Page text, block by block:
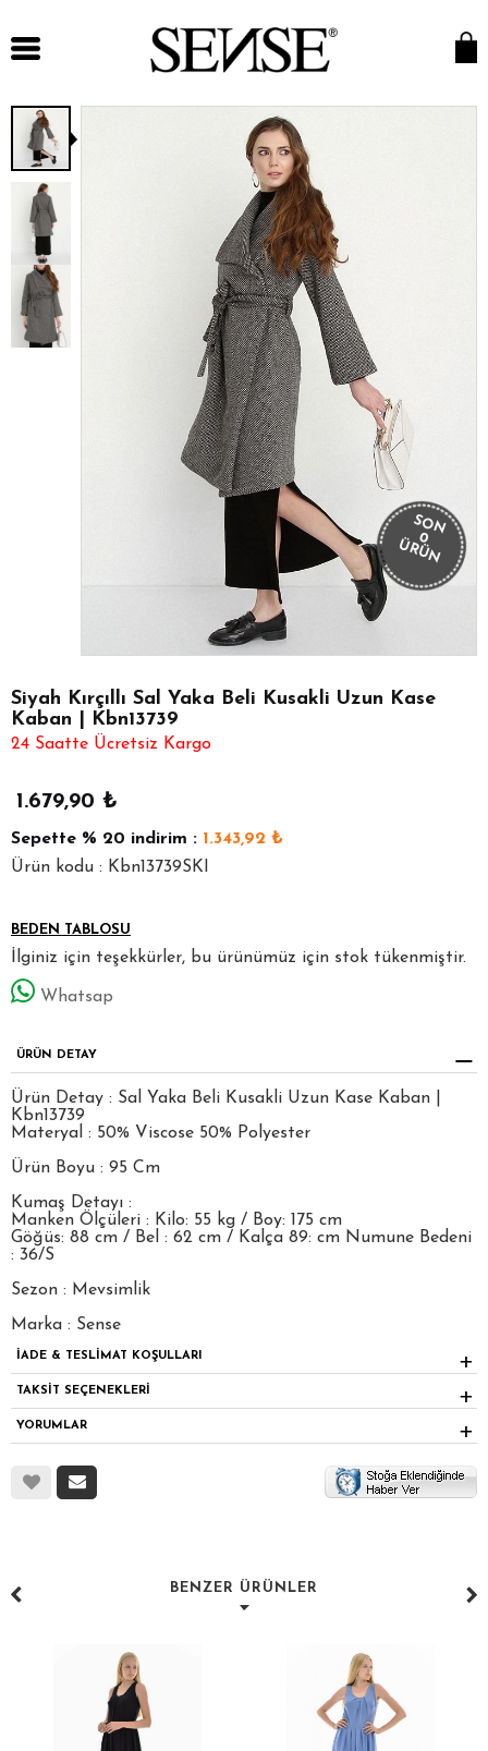
SON
0
ÜRÜN
Siyah Kırçıllı Sal Yaka Beli Kusakli Uzun Kase
Kaban | Kbn13739
24 Saatte Ücretsiz Kargo
1.679,90 ₺
Sepette % 20 indirim : 1.343,92 ₺
Ürün kodu : Kbn13739SKI
BEDEN TABLOSU
İlginiz için teşekkürler, bu ürünümüz için stok tükenmiştir.
Whatsap
ÜRÜN DETAY
Ürün Detay : Sal Yaka Beli Kusakli Uzun Kase Kaban |
Kbn13739
Materyal : 50% Viscose 50% Polyester
Ürün Boyu : 95 Cm
Kumaş Detayı :
Manken Ölçüleri : Kilo: 55 kg / Boy: 175 cm
Göğüs: 88 cm / Bel : 62 cm / Kalça 89: cm Numune Bedeni
: 36/S
Sezon : Mevsimlik
Marka : Sense
İADE & TESLİMAT KOŞULLARI
TAKSİT SEÇENEKLERİ
YORUMLAR
BENZER ÜRÜNLER